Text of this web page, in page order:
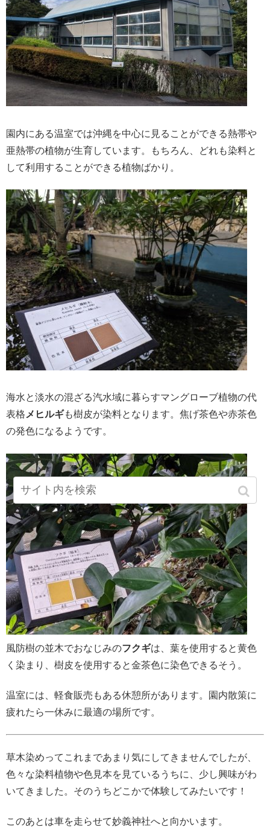
園内にある温室では沖縄を中心に見ることができる熱帯や
亜熱帯の植物が生育しています。もちろん、どれも染料と
して利用することができる植物ばかり。
海水と淡水の混ざる汽水域に暮らすマングローブ植物の代
表格 メヒルギも樹皮が染料となります。焦げ茶色や赤茶色
の発色になるようです。
風防樹の並木でおなじみのフクギは、葉を使用すると黄色
く染まり、樹皮を使用すると金茶色に染色できるそう。
温室には、軽食販売もある休憩所があります。園内散策に
疲れたら一休みに最適の場所です。
草木染めってこれまであまり気にしてきませんでしたが、
色々な染料植物や色見本を見ているうちに、少し興味がわ
いてきました。そのうちどこかで体験してみたいです！
このあとは車を走らせて妙義神社へと向かいます。